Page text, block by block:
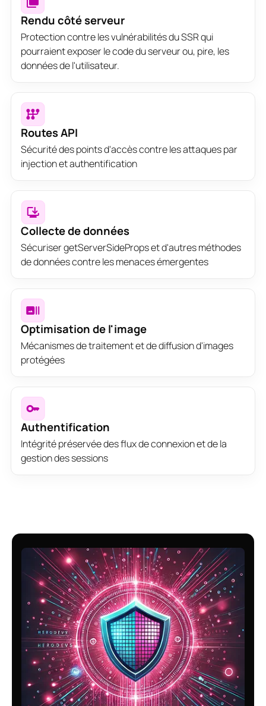
Rendu côté serveur
Protection contre les vulnérabilités du SSR qui
pourraient exposer le code du serveur ou, pire, les
données de l'utilisateur.
Routes API
Sécurité des points d'accès contre les attaques par
injection et authentification
Collecte de données
Sécuriser getServerSideProps et d'autres méthodes
de données contre les menaces émergentes
Optimisation de l'image
Mécanismes de traitement et de diffusion d'images
protégées
Authentification
Intégrité préservée des flux de connexion et de la
gestion des sessions